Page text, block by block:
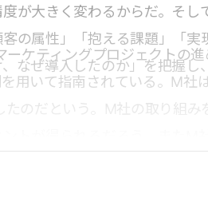
が大きく変わるからだ。そし
の属性」「抱える課題」「実
なぜ導入したのか」を把握し
ーケティングプロジェクトの
を用いて指南されている。M社
たのだという。M社の取り組み
てきたクライアント企業の事